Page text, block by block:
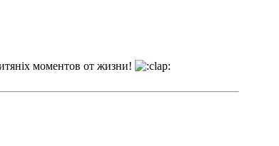
моментов от жизни!